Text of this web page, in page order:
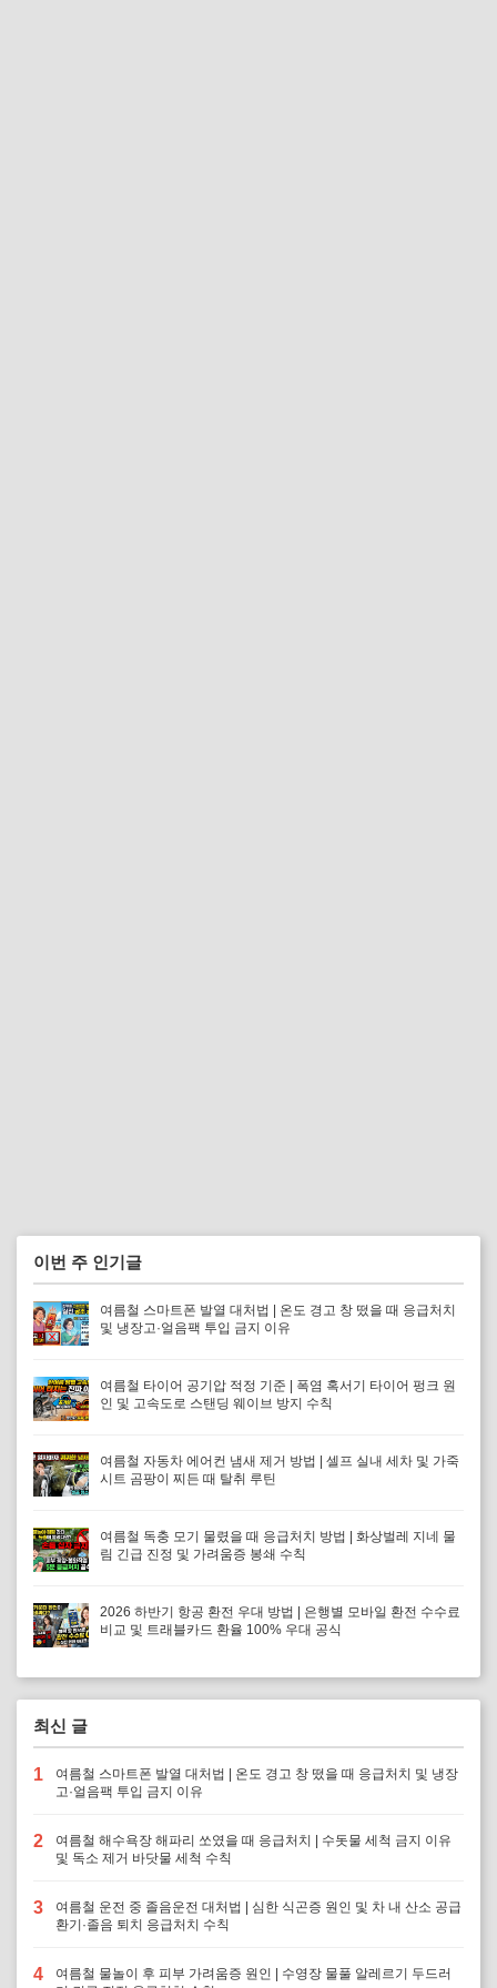
이번 주 인기글
여름철 스마트폰 발열 대처법 | 온도 경고 창 떴을 때 응급처치
및 냉장고·얼음팩 투입 금지 이유
여름철 타이어 공기압 적정 기준 | 폭염 혹서기 타이어 펑크 원
인 및 고속도로 스탠딩 웨이브 방지 수칙
여름철 자동차 에어컨 냄새 제거 방법 | 셀프 실내 세차 및 가죽
시트 곰팡이 찌든 때 탈취 루틴
여름철 독충 모기 물렸을 때 응급처치 방법 | 화상벌레 지네 물
림 긴급 진정 및 가려움증 봉쇄 수칙
2026 하반기 항공 환전 우대 방법 | 은행별 모바일 환전 수수료
비교 및 트래블카드 환율 100% 우대 공식
최신 글
1
여름철 스마트폰 발열 대처법 | 온도 경고 창 떴을 때 응급처치 및 냉장
고·얼음팩 투입 금지 이유
2
여름철 해수욕장 해파리 쏘였을 때 응급처치 | 수돗물 세척 금지 이유
및 독소 제거 바닷물 세척 수칙
3
여름철 운전 중 졸음운전 대처법 | 심한 식곤증 원인 및 차 내 산소 공급
환기·졸음 퇴치 응급처치 수칙
4
여름철 물놀이 후 피부 가려움증 원인 | 수영장 물풀 알레르기 두드러